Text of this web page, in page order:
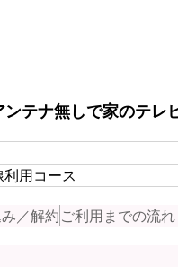
ンテナ無しで家のテレ
用コース
／解約ご利用までの流れ